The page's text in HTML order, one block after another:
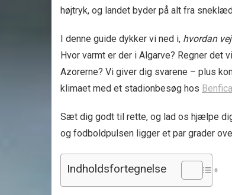
højtryk, og landet byder på alt fra
I denne guide dykker vi ned i, hvordan
Hvor varmt er der i Algarve? Regner det
Azorerne? Vi giver dig svarene – plus
klimaet med et stadionbesøg hos
Sæt dig godt til rette, og lad os hjælpe
og fodboldpulsen ligger et par grader
Indholdsfortegnelse